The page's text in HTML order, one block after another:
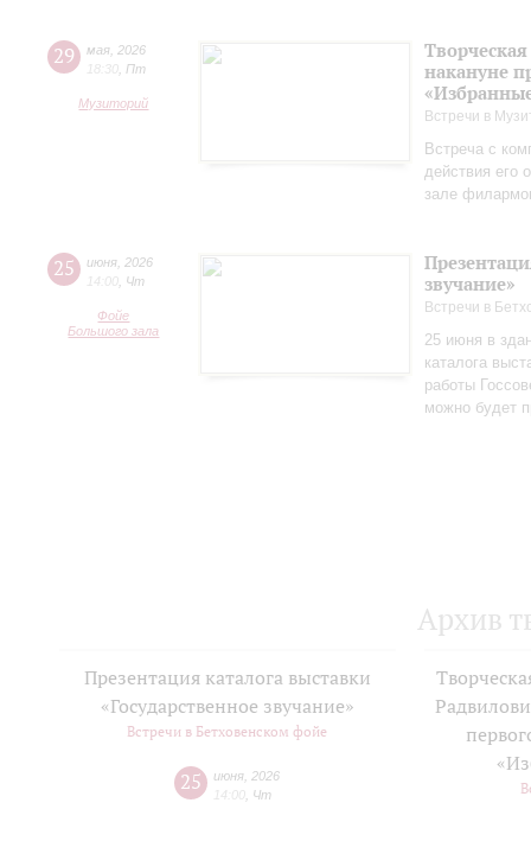
29 мая 2026
18:30 Пт
Музиторий
накануне
Встречи в
Встреча с
действия его
зале
25 июня 2026
14:00 Чт
Фойе
Большого зала
звучание»
Встречи в
25 июня в
каталога
работы
можно будет
Архив
Презентация каталога выставки
«Государственное звучание»
Встречи в Бетховенском фойе
25 июня 2026
14:00 Чт